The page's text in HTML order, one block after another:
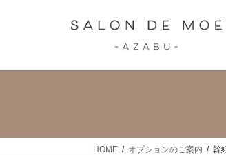
ツ
ッ
シ
移
HOME オプションのご案内 幹